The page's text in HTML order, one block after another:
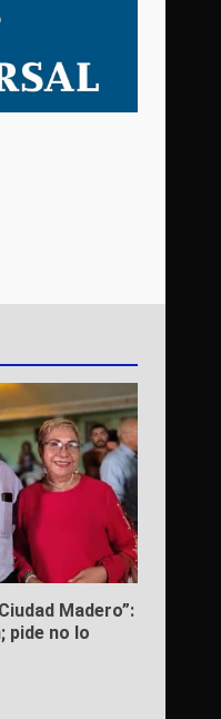
Madero”:
pide no lo